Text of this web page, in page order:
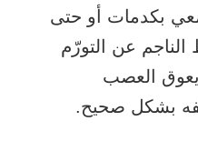
بكدمات أو حتى
عن التورّم
يعوق العصب
بشكل صحيح.